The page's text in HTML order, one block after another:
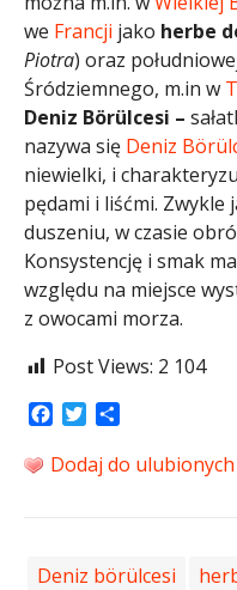
we Francji jako herbe
Piotra) oraz
Śródziemnego, m.in w
Deniz Börülcesi –
nazywa się Deniz
niewielki, i
pędami i liśćmi.
duszeniu, w czasie
Konsystencję i smak
względu na miejsce
z owocami morza.
Post Views: 2 104
Facebook
Twitter
Dodaj do ulubionych
Deniz börülcesi